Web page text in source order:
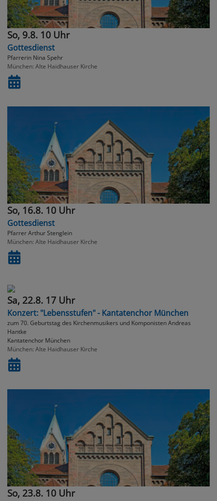
So, 9.8. 10 Uhr
Gottesdienst
Pfarrerin Nina Spehr
München Alte Haidhauser Kirche
So, 16.8. 10 Uhr
Gottesdienst
Pfarrer Arthur Stenglein
München Alte Haidhauser Kirche
Sa, 22.8. 17 Uhr
Konzert: "Lebensstufen" - Kantatenchor München
zum 70. Geburtstag des Kirchenmusikers und Komponisten Andreas
Hantke
Kantatenchor München
München Alte Haidhauser Kirche
So, 23.8. 10 Uhr